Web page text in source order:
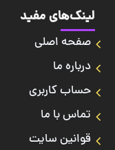
لینک‌های مفید
صفحه اصلی
درباره ما
حساب کاربری
تماس با ما
قوانین سایت